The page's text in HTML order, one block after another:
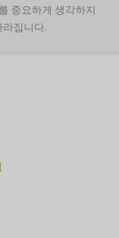
중요하게 생각하지
집니다.
Canada